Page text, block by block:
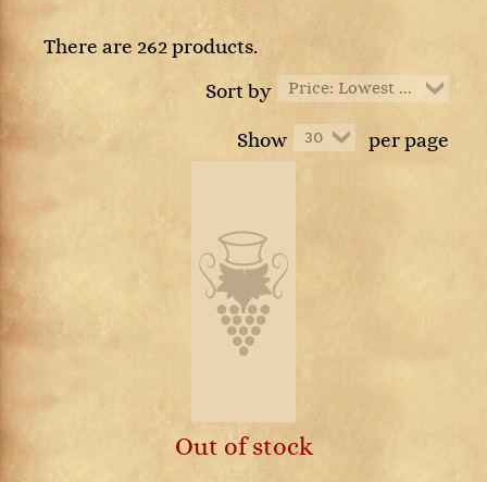
There are 262 products.
Sort by
Price: Lowest first
Show 30 per page
Out of stock